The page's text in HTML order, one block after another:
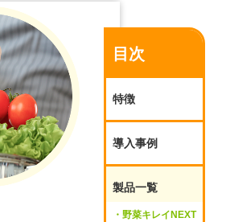
目次
特徴
導入事例
製品一覧
野菜キレイNEXT